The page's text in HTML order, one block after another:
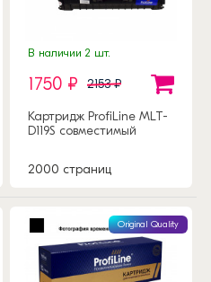
В наличии 2 шт.
1750 ₽ 2153 ₽
Картридж ProfiLine MLT-
D119S совместимый
2000 страниц
Original Quality